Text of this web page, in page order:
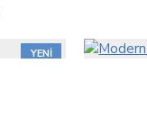
YENI